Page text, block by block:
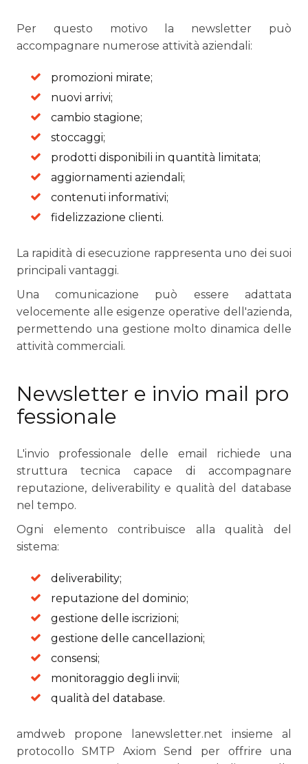
Per questo motivo la newsletter può
accompagnare numerose attività aziendali:
promozioni mirate;
nuovi arrivi;
cambio stagione;
stoccaggi;
prodotti disponibili in quantità limitata;
aggiornamenti aziendali;
contenuti informativi;
fidelizzazione clienti.
La rapidità di esecuzione rappresenta uno dei suoi
principali vantaggi.
Una comunicazione può essere adattata
velocemente alle esigenze operative dell'azienda,
permettendo una gestione molto dinamica delle
attività commerciali.
Newsletter e invio mail pro
fessionale
L'invio professionale delle email richiede una
struttura tecnica capace di accompagnare
reputazione, deliverability e qualità del database
nel tempo.
Ogni elemento contribuisce alla qualità del
sistema:
deliverability;
reputazione del dominio;
gestione delle iscrizioni;
gestione delle cancellazioni;
consensi;
monitoraggio degli invii;
qualità del database.
amdweb propone lanewsletter.net insieme al
protocollo SMTP Axiom Send per offrire una